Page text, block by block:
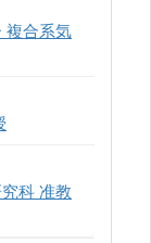
複合系気
科 准教